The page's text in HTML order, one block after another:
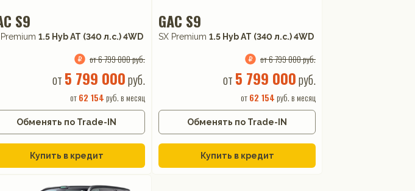
S9
1.5 Hyb AT (340 л.с.) 4WD
от 6 799 000 руб.
от 5 799 000руб.
от62 154 руб. в месяц
Обменять по Trade-IN
Купить в кредит
GAC S9
SX Premium 1.5 Hyb AT (340 л.с.) 4WD
от 6 799 000 руб.
от 5 799 000руб.
от62 154 руб. в месяц
Обменять по Trade-IN
Купить в кредит